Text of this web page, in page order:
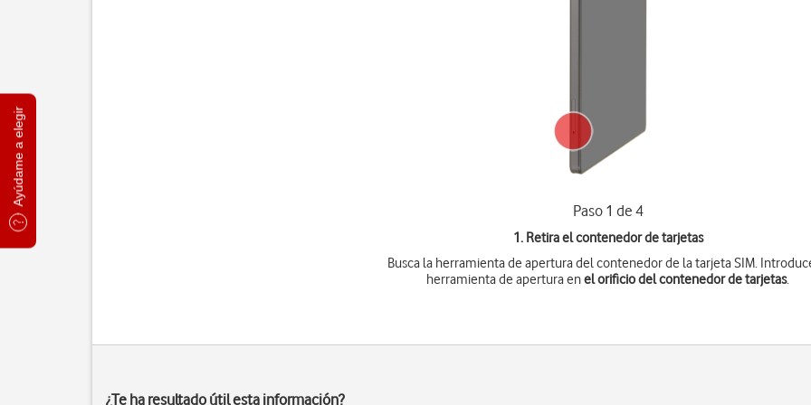
Ayúdame a elegir
Paso 1 de 4
1. Retira el contenedor de tarjetas
Busca la herramienta de apertura del contenedor de la tarjeta SIM.
herramienta de apertura enel orificio del contenedor de tarjetas.
¿Te ha resultado útil esta información?